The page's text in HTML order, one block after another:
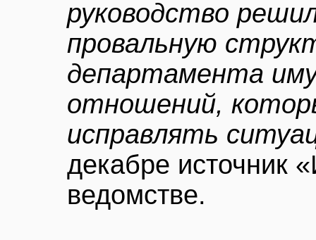
руководство
провальную
департамента
отношений,
исправлять
декабре источник
ведомстве.